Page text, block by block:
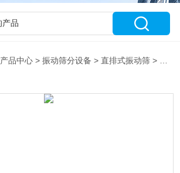
产品中心 >振动筛分设备 >直排式振动筛 > RA-800上海新款直排筛~如昂机电